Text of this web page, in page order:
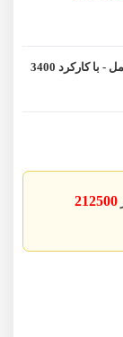
تونر کارتریج پرینتر کانن مدل Canon MF8340 سری کامل - با کارکرد 3400
212500